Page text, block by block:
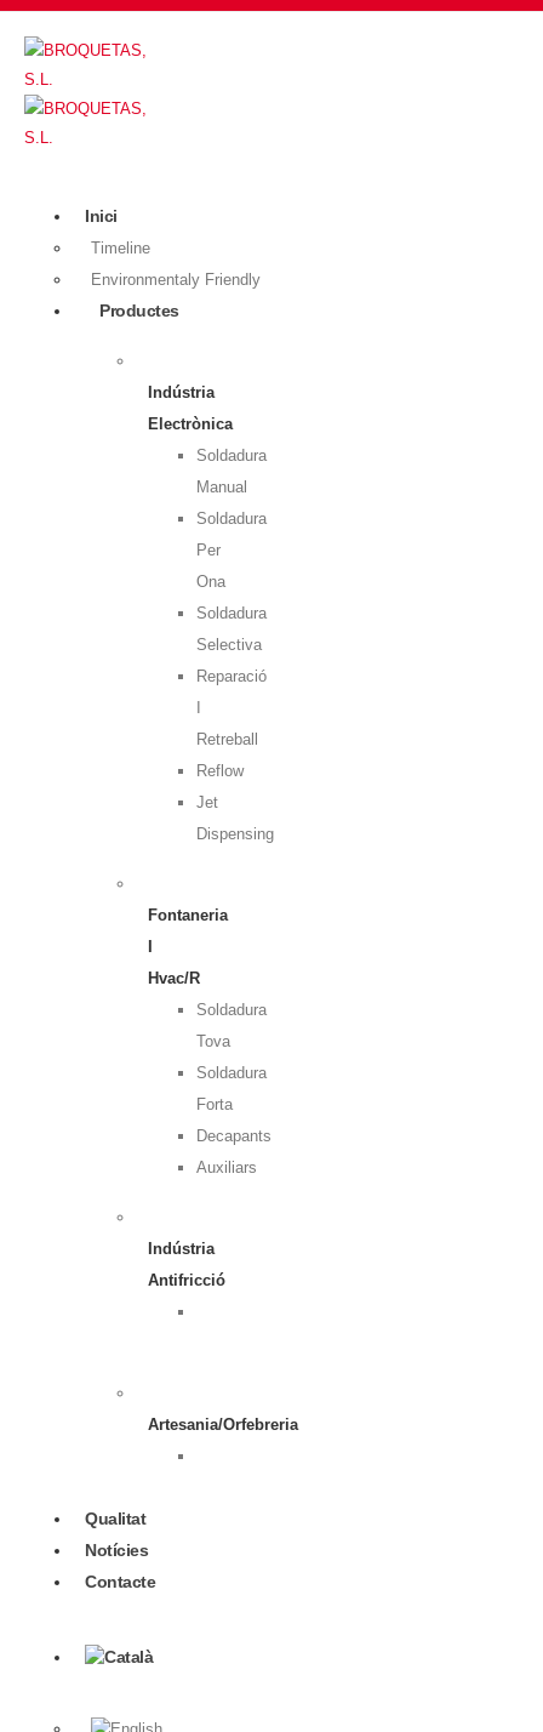
Inici
Timeline
Environmentaly Friendly
Productes
Indústria
Electrònica
Soldadura
Manual
Soldadura
Per
Ona
Soldadura
Selectiva
Reparació
Retreball
Reflow
Jet
Dispensing
Fontaneria
Hvac/R
Soldadura
Tova
Soldadura
Forta
Decapants
Auxiliars
Indústria
Antifricció
Artesania/Orfebreria
Qualitat
Notícies
Contacte